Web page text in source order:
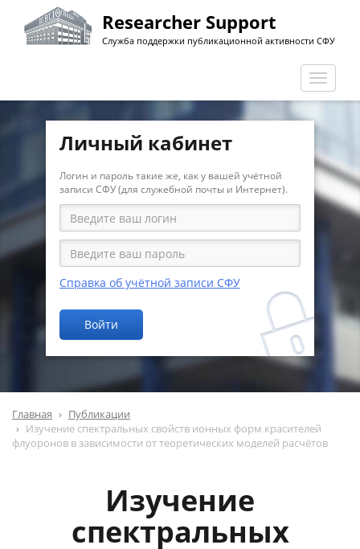
Перейти
основному
Researcher Support
Служба поддержки публикационной активности СФУ
Личный кабинет
Логин и пароль такие же, как у вашей учётной
записи СФУ (для служебной почты и Интернет).
Справка об учётной записи СФУ
Войти
Главная
Публикации
Изучение спектральных свойств ионных форм красителей
флуоронов в зависимости от теоретических моделей расчётов
Изучение
спектральных